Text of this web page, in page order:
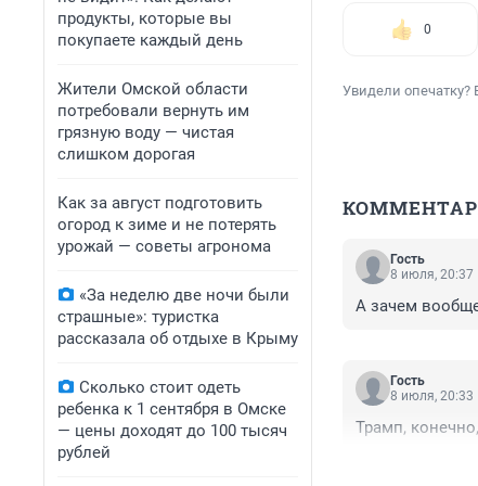
продукты, которые вы
покупаете каждый день
Жители Омской области
потребовали вернуть им
грязную воду — чистая
слишком дорогая
Как за август подготовить
огород к зиме и не потерять
урожай — советы агронома
«За неделю две ночи были
страшные»: туристка
рассказала об отдыхе в Крыму
Сколько стоит одеть
ребенка к 1 сентября в Омске
— цены доходят до 100 тысяч
рублей
0
Увидели опечатку?
Гость
8 июля, 20:37
А зачем
Гость
8 июля, 20:33
Трамп,